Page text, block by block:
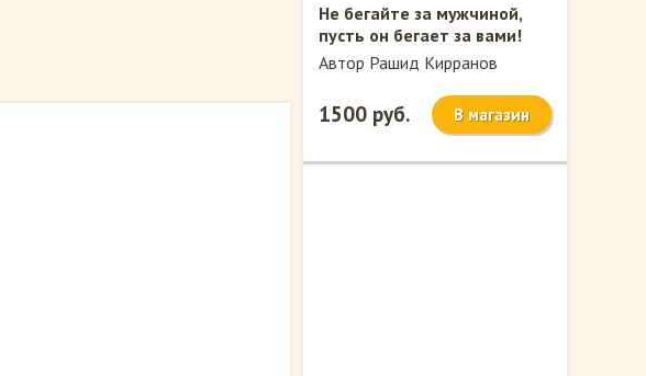
Не бегайте за мужчиной,
пусть он бегает за вами!
Автор Рашид Кирранов
1500 руб. В магазин